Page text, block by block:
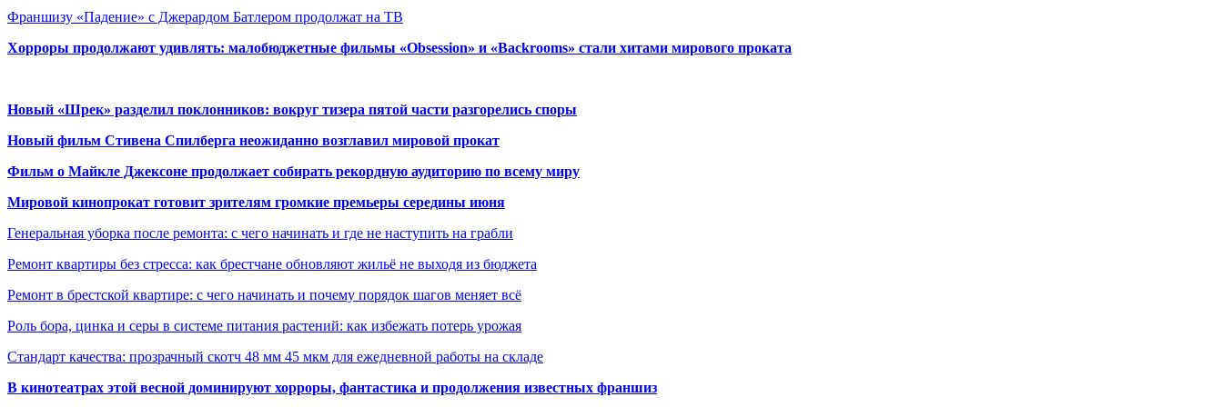
Франшизу «Падение» с Джерардом Батлером продолжат на ТВ
Хорроры продолжают удивлять: малобюджетные фильмы «Obsession» и «Backrooms» стали хитами мирового проката
Новый «Шрек» разделил поклонников: вокруг тизера пятой части разгорелись споры
Новый фильм Стивена Спилберга неожиданно возглавил мировой прокат
Фильм о Майкле Джексоне продолжает собирать рекордную аудиторию по всему миру
Мировой кинопрокат готовит зрителям громкие премьеры середины июня
Генеральная уборка после ремонта: с чего начинать и где не наступить на грабли
Ремонт квартиры без стресса: как брестчане обновляют жильё не выходя из бюджета
Ремонт в брестской квартире: с чего начинать и почему порядок шагов меняет всё
Роль бора, цинка и серы в системе питания растений: как избежать потерь урожая
Стандарт качества: прозрачный скотч 48 мм 45 мкм для ежедневной работы на складе
В кинотеатрах этой весной доминируют хорроры, фантастика и продолжения известных франшиз